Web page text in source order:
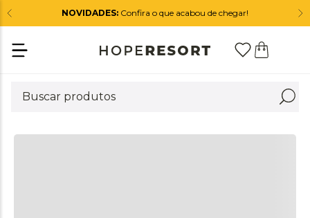
NOVIDADES: Confira o que acabou de chegar!